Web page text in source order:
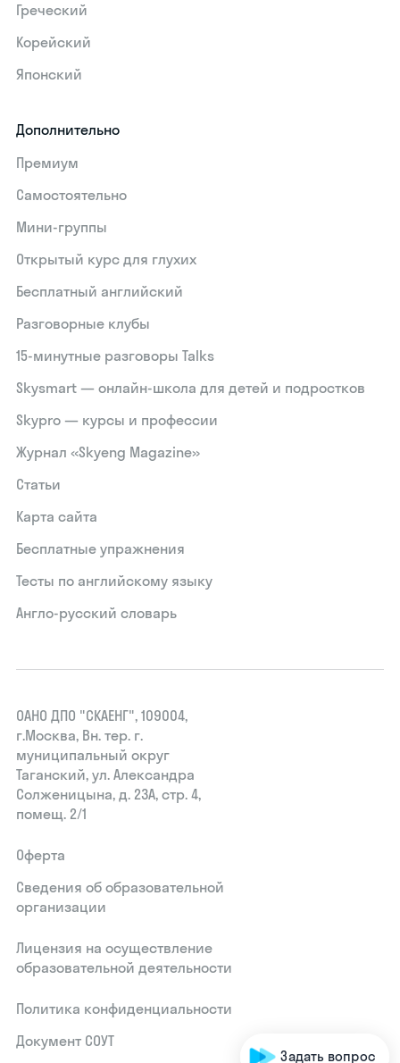
Греческий
Корейский
Японский
Дополнительно
Премиум
Самостоятельно
Мини-группы
Открытый курс для глухих
Бесплатный английский
Разговорные клубы
15‑минутные разговоры Talks
Skysmart — онлайн-школа для детей и подростков
Skypro — курсы и профессии
Журнал «Skyeng Magazine»
Статьи
Карта сайта
Бесплатные упражнения
Тесты по английскому языку
Англо-русский словарь
ОАНО ДПО "СКАЕНГ", 109004,
г.Москва, Вн. тер. г.
муниципальный округ
Таганский, ул. Александра
Солженицына, д. 23А, стр. 4,
помещ. 2/1
Оферта
Сведения об образовательной
организации
Лицензия на осуществление
образовательной деятельности
Политика конфиденциальности
Документ СОУТ
Задать вопрос